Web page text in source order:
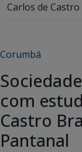
Carlos de
Corumbá
com
Castro
Pantanal